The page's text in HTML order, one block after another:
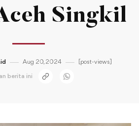
Singkil
Aug 20, 2024 [post-views]
berita ini